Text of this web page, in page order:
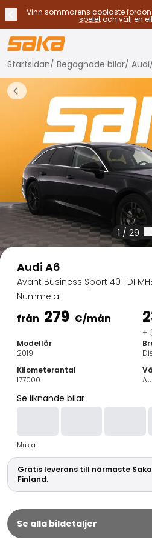
Tidigare meddelande
Vinn sommarens coolaste
speletoch välj en
Stoppa meddelanden
✕
Byt bilar
Bränsletyp
Alla bilar til salu
Hybridbilar
Bensinbilar
Dieselbilar
Gasdrivna bilar
Kontakta oss
Vanliga frågor
Fordonstyper
SUV:ar och crossovers
Fyrhjulsdrift
Familjebilar
Kombibilar
Stadsbilar
Dragfordon
Kommersiella fordon
Auktionsbilar
Prisvärda bilar
Bilmärken
Audi
BMW
Kia
Mercedes-Benz
Polestar
Skoda
Tesla
Toyota
Startsidan/ Begagnade bilar/ Audi
Tillbaka till fler bilresultat
1 / 29
Audi A6
Avant Business Sport 40 TDI
Nummela
från 279 €/mån
+
Modellår
2019
Kilometerantal
177000
Se liknande bilar
Musta
Gratis leverans till närmaste
Finland.
Se alla bildetaljer